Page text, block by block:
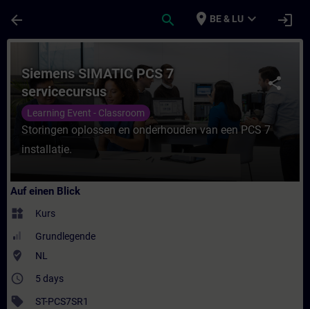
arrow_back search place BE & LU expand_more login
share
Siemens SIMATIC PCS 7
servicecursus
Learning Event - Classroom
Storingen oplossen en onderhouden van een PCS 7
installatie.
Auf einen Blick
widgets Kurs
Grundlegende
where_to_vote NL
access_time 5 days
sell ST-PCS7SR1